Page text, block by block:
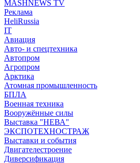
MASHNEWS TV
Реклама
HeliRussia
IT
Авиация
Авто- и спецтехника
Автопром
Агропром
Арктика
Атомная промышленность
БПЛА
Военная техника
Вооружённые силы
Выставка "НЕВА"
ЭКСПОТЕХНОСТРАЖ
Выставки и события
Двигателестроение
Диверсификация